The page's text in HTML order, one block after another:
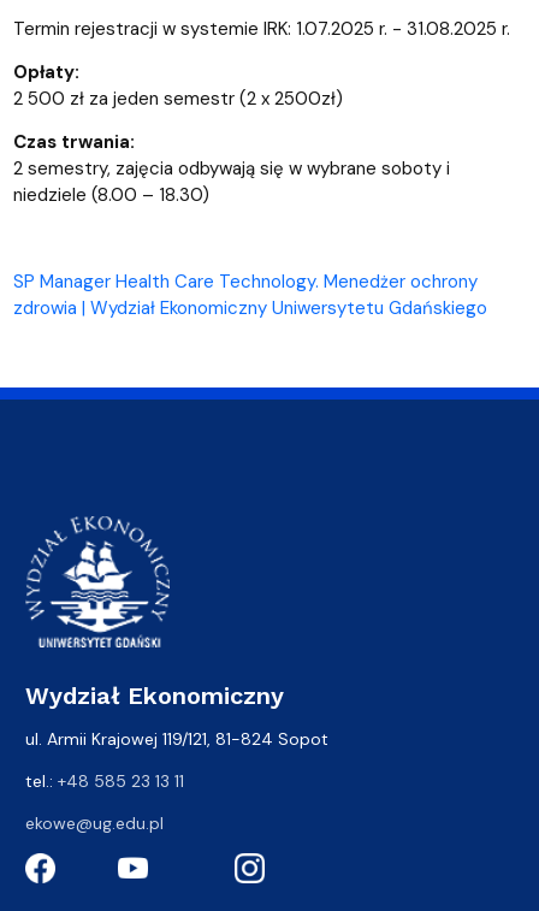
Termin rejestracji w systemie IRK: 1.07.2025 r. - 31.08.2025 r.
Opłaty:
2 500 zł za jeden semestr (2 x 2500zł)
Czas trwania:
2 semestry, zajęcia odbywają się w wybrane soboty i
niedziele (8.00 – 18.30)
SP Manager Health Care Technology. Menedżer ochrony
zdrowia | Wydział Ekonomiczny Uniwersytetu Gdańskiego
Wydział Ekonomiczny
ul. Armii Krajowej 119/121, 81-824 Sopot
tel.: +48 585 23 13 11
ekowe@ug.edu.pl